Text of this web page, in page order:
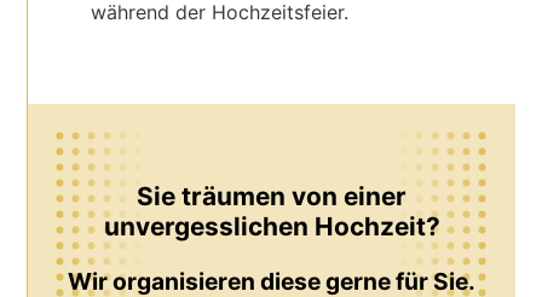
während der Hochzeitsfeier.
Sie träumen von einer
unvergesslichen Hochzeit?
Wir organisieren diese gerne für Sie.